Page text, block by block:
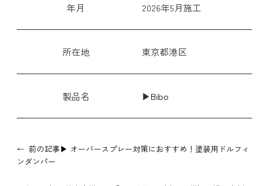
年月 2026年5月施工
所在地 東京都港区
製品名 ▶Bibo
← 前の記事▶ オーバースプレー対策におすすめ！塗装用ドルフィ
ンダンパー